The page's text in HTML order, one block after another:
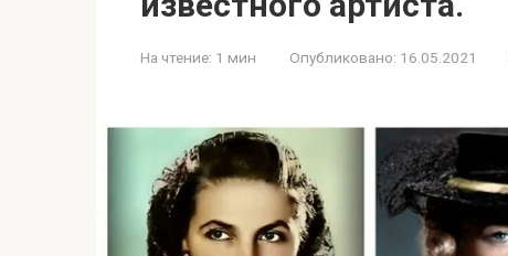
На чтение: 1 мин Опубликовано: 16.05.2021